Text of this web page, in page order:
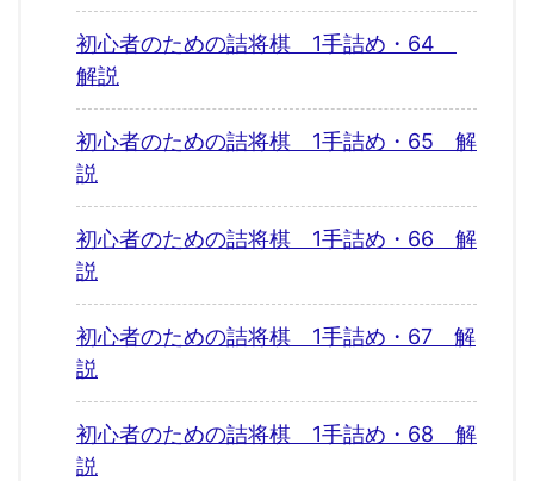
初心者のための詰将棋 1手詰め・64
解説
初心者のための詰将棋 1手詰め・65 解
説
初心者のための詰将棋 1手詰め・66 解
説
初心者のための詰将棋 1手詰め・67 解
説
初心者のための詰将棋 1手詰め・68 解
説